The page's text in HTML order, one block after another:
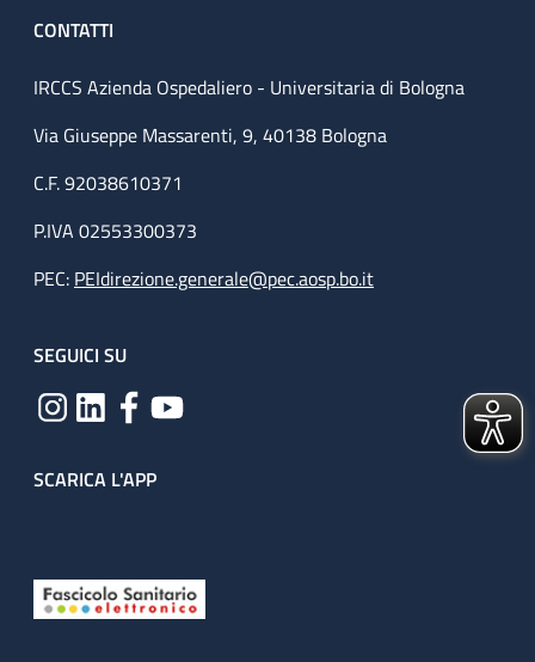
CONTATTI
IRCCS Azienda Ospedaliero - Universitaria di Bologna
Via Giuseppe Massarenti, 9, 40138 Bologna
C.F. 92038610371
P.IVA 02553300373
PEC: PEIdirezione.generale@pec.aosp.bo.it
SEGUICI SU
SCARICA L'APP